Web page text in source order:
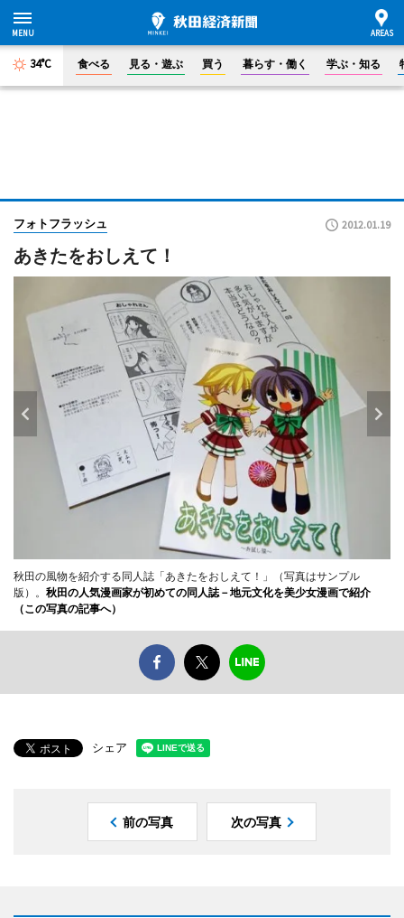
34°C 食べる 見る・遊ぶ 買う 暮らす・働く 学ぶ・知る
フォトフラッシュ 2012.01.19
あきたをおしえて！
秋田の風物を紹介する同人誌「あきたをおしえて！」（写真はサンプル
版）。 秋田の人気漫画家が初めての同人誌－地元文化を美少女漫画で紹介
（この写真の記事へ）
シェア
前の写真 次の写真